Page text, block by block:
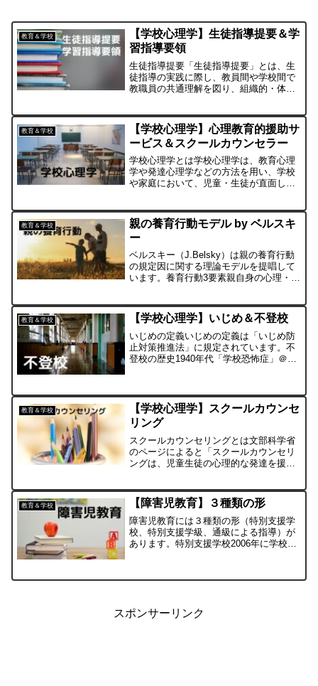
教育＆学校
【学校心理学】生徒指導提要＆学
習指導要領
生徒指導提要「生徒指導提要」とは、生
徒指導の実践に際し、教員間や学校間で
教職員の共通理解を図り、組織的・体系
向けの基本書として、小学校段階から高
等学校段階までの生徒指導...
教育＆学校
【学校心理学】心理教育的援助サ
ービス＆スクールカウンセラー
学校心理学とは学校心理学は、教育心理
学や発達心理学などの方法を用い、学校
や家庭において、児童・生徒が直面して
等）の解決に寄与することを目的として
います。心理教育的援助サー...
教育＆学校
親の養育行動モデル by ベルスキ
ー
ベルスキー（J.Belsky）は親の養育行動
の規定因に関する理論モデルを提唱して
います。養育行動3要素親自身の心理・感
感情的状態の影響を強く受けると考えま
す。親子を取り...
教育＆学校 【学校心理学】いじめ＆不登校
いじめの定義いじめの定義は「いじめ防
止対策推進法」に規定されています。不
登校の歴史1940年代「学校恐怖症」＠ア
童虐待防止法」施行2004年「児童虐待防
止法」...
教育＆学校
【学校心理学】スクールカウンセ
リング
スクールカウンセリングとは文部科学省
のページによると「スクールカウンセリ
ングは、児童生徒の心理的な発達を援助
じ目的を持つ活動である」とされていま
す。スクールカウンセリン...
教育＆学校 【障害児教育】３種類の形
障害児教育には３種類の形（特別支援学
校、特別支援学級、通級による指導）が
あります。特別支援学校2006年に学校教
対象とすることができる「特別支援学
スポンサーリンク